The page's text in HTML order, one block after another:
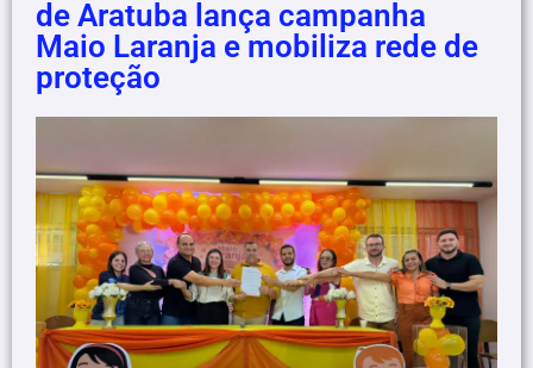
de Aratuba lança campanha
Maio Laranja e mobiliza rede de
proteção